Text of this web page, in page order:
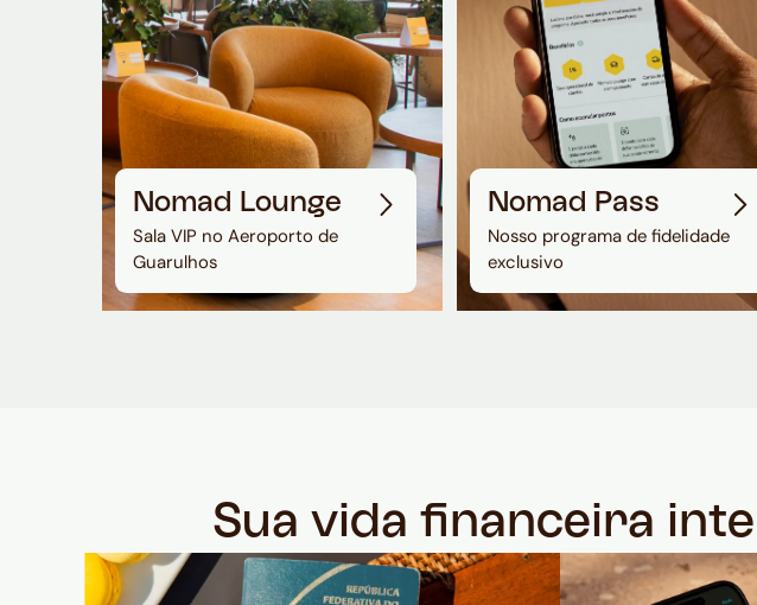
Nomad Lounge
Sala VIP no Aeroporto de
Guarulhos
Nomad Pass
Nosso programa de fidelidade
exclusivo
Sua vida financeira